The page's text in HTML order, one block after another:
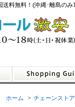
料無料！(沖縄･離島の
ホーム > チェーンスト